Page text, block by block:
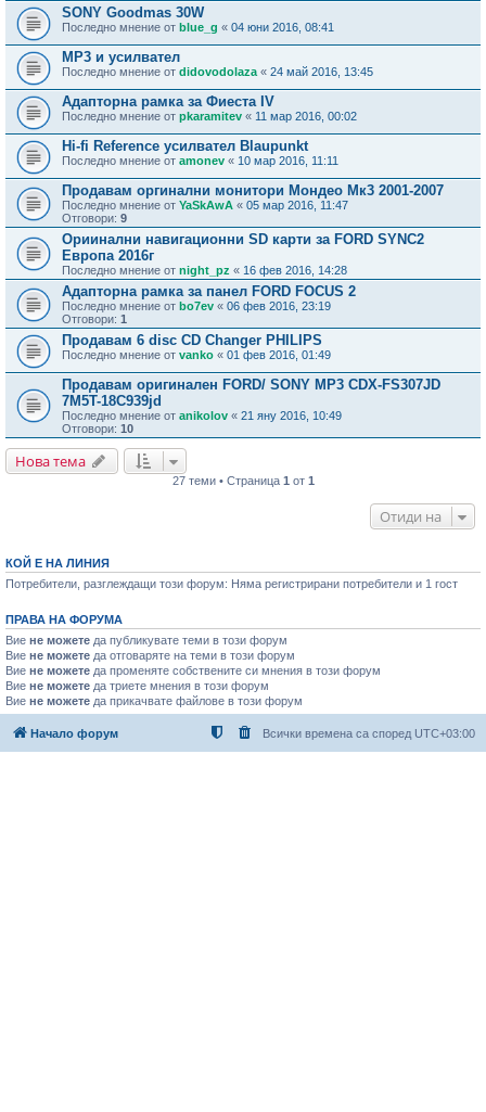
SONY Goodmas 30W
Последно мнение от blue_g « 04 юни 2016, 08:41
MP3 и усилвател
Последно мнение от didovodolaza « 24 май 2016, 13:45
Адапторна рамка за Фиеста IV
Последно мнение от pkaramitev « 11 мар 2016, 00:02
Hi-fi Reference усилвател Blaupunkt
Последно мнение от amonev « 10 мар 2016, 11:11
Продавам оргинални монитори Мондео Мк3 2001-2007
Последно мнение от YaSkAwA « 05 мар 2016, 11:47
Отговори: 9
Ориинални навигационни SD карти за FORD SYNC2
Европа 2016г
Последно мнение от night_pz « 16 фев 2016, 14:28
Адапторна рамка за панел FORD FOCUS 2
Последно мнение от bo7ev « 06 фев 2016, 23:19
Отговори: 1
Продавам 6 disc CD Changer PHILIPS
Последно мнение от vanko « 01 фев 2016, 01:49
Продавам оригинален FORD/ SONY MP3 CDX-FS307JD
7M5T-18C939jd
Последно мнение от anikolov « 21 яну 2016, 10:49
Отговори: 10
Нова тема
27 теми • Страница 1 от 1
Отиди на
КОЙ Е НА ЛИНИЯ
Потребители, разглеждащи този форум: Няма регистрирани потребители и 1 гост
ПРАВА НА ФОРУМА
Вие не можете да публикувате теми в този форум
Вие не можете да отговаряте на теми в този форум
Вие не можете да променяте собствените си мнения в този форум
Вие не можете да триете мнения в този форум
Вие не можете да прикачвате файлове в този форум
Начало форум Всички времена са според UTC+03:00